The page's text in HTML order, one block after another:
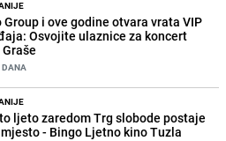
Group i ove godine otvara vrata VIP
Osvojite ulaznice za koncert
DANA
ljeto zaredom Trg slobode postaje
- Bingo Ljetno kino Tuzla